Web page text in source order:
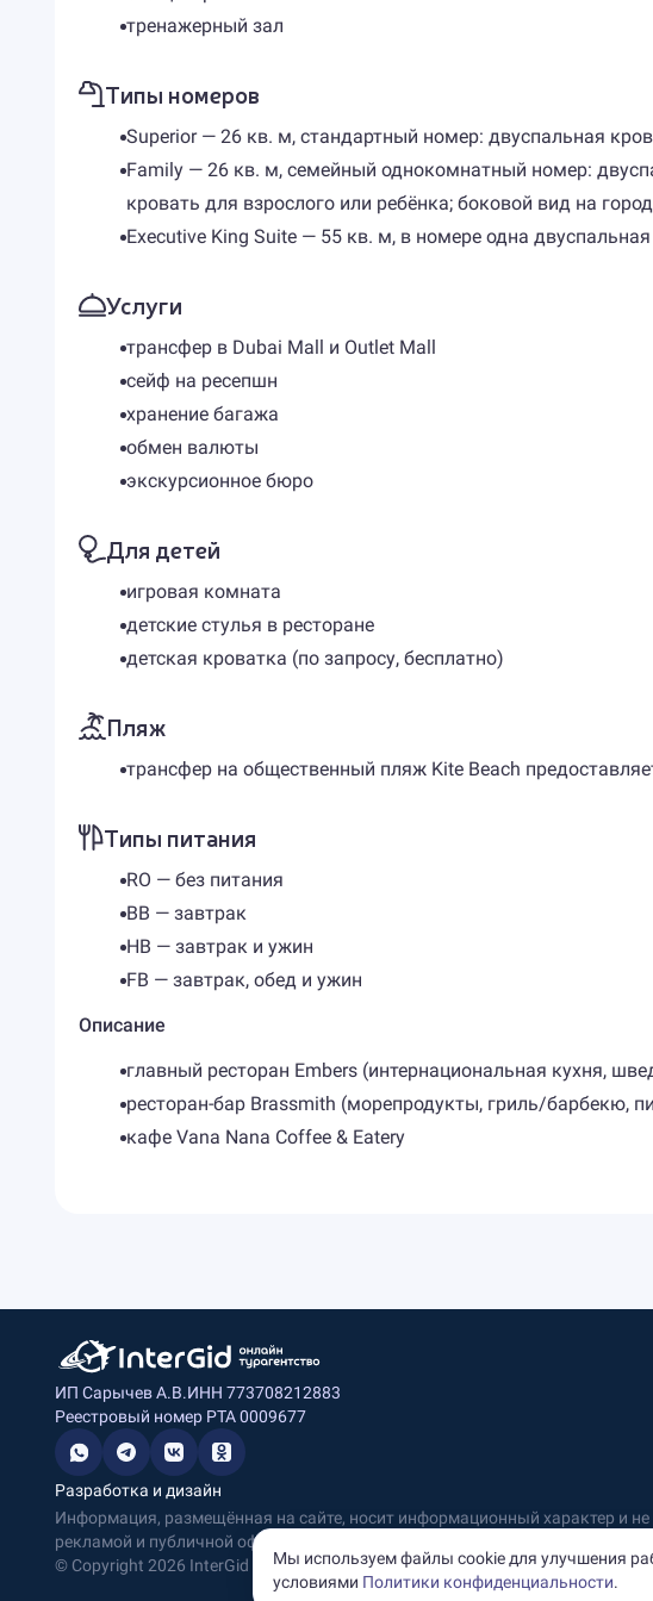
тренажерный зал
Типы номеров
Superior — 26 кв. м, стандартный номер: двуспальная
Family — 26 кв. м, семейный однокомнатный номер:
кровать для взрослого или ребёнка; боковой вид на
Executive King Suite — 55 кв. м, в номере одна
Услуги
трансфер в Dubai Mall и Outlet Mall
сейф на ресепшн
хранение багажа
обмен валюты
экскурсионное бюро
Для детей
игровая комната
детские стулья в ресторане
детская кроватка (по запросу, бесплатно)
Пляж
трансфер на общественный пляж Kite Beach
Типы питания
RO — без питания
BB — завтрак
HB — завтрак и ужин
FB — завтрак, обед и ужин
Описание
главный ресторан Embers (интернациональная кухня,
ресторан-бар Brassmith (морепродукты, гриль/барбекю,
кафе Vana Nana Coffee & Eatery
ИП Сарычев А.В.ИНН 773708212883
Реестровый номер РТА 0009677
Разработка и дизайн
Информация, размещённая на сайте, носит информационный характер и не
рекламой и публичной офертой.
© Copyright 2026 InterGid Все права защищены.
Мы используем файлы cookie для улучшения
условиями Политики конфиденциальности.